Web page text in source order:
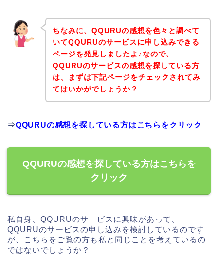
ちなみに、QQURUの感想を色々と調べて
いてQQURUのサービスに申し込みできる
ページを発見しましたよ♪なので、
QQURUのサービスの感想を探している方
は、まずは下記ページをチェックされてみ
てはいかがでしょうか？
⇒QQURUの感想を探している方はこちらをクリック
QQURUの感想を探している方はこちらを
クリック
私自身、QQURUのサービスに興味があって、
QQURUのサービスの申し込みを検討しているのです
が、こちらをご覧の方も私と同じことを考えているの
ではないでしょうか？